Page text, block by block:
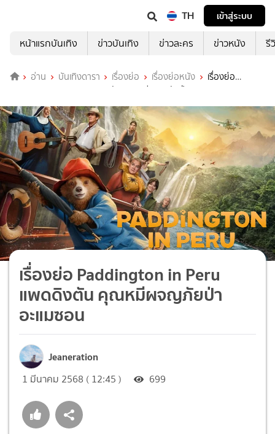
TH
เข้าสู่ระบบ
หน้าแรกบันเทิง
ข่าวบันเทิง ข่าวละคร ข่าวหนัง รี
อ่าน บันเทิงดารา เรื่องย่อ เรื่องย่อหนัง
เรื่องย่อ
Paddington in Peru แพดดิงตัน คุณหมีผจญภัยป่าอะแมซอน
เรื่องย่อ Paddington in Peru
แพดดิงตัน คุณหมีผจญภัยป่า
อะแมซอน
Jeaneration
1 มีนาคม 2568 ( 12:45 ) 699